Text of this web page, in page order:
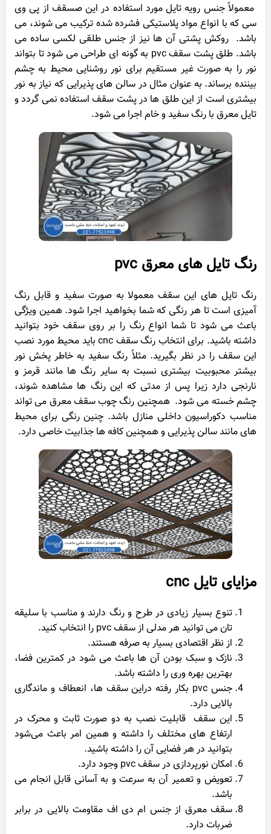
معمولاً جنس رویه تایل مورد استفاده در این صسقف از پی وی
سی که با انواع مواد پلاستیکی فشرده شده ترکیب می شوند، می
باشد. روکش پشتی آن ها نیز از جنس طلقی لکسی ساده می
باشد. طلق پشت سقف pvc به گونه ای طراحی می شود تا بتواند
نور را به صورت غیر مستقیم برای نور روشنایی محیط به چشم
بیننده برساند. به عنوان مثال در سالن‌ های پذیرایی که نیاز به نور
بیشتری است از این طلق ها در پشت سقف استفاده نمی گردد و
تایل معرق با رنگ سفید و خام اجرا می شود.
رنگ تایل های معرق pvc
رنگ تایل های این سقف معمولا به صورت سفید و قابل رنگ
آمیزی است تا هر رنگی که شما بخواهید اجرا شود. همین ویژگی
باعث می شود تا شما انواع رنگ را بر روی سقف خود بتوانید
داشته باشید. برای انتخاب رنگ سقف cnc باید محیط مورد نصب
این سقف را در نظر بگیرید. مثلاً رنگ سفید به خاطر پخش نور
بیشتر محبوبیت بیشتری نسبت به سایر رنگ ها مانند قرمز و
نارنجی دارد زیرا پس از مدتی که این رنگ ها مشاهده شوند،
چشم خسته می شود. همچنین رنگ چوب سقف معرق می تواند
مناسب دکوراسیون داخلی منازل باشد. چنین رنگی برای محیط
های مانند سالن پذیرایی و همچنین کافه ها جذابیت خاصی دارد.
مزایای تایل cnc
تنوع بسیار زیادی در طرح و رنگ دارند و مناسب با سلیقه
تان می توانید هر مدلی از سقف pvc را انتخاب کنید.
از نظر اقتصادی بسیار به صرفه هستند.
نازک و سبک بودن آن ها باعث می شود در کمترین فضا،
بهترین بهره وری را داشته باشد.
جنس pvc بکار رفته دراین سقف ها، انعطاف و ماندگاری
بالایی دارد.
این سقف قابلیت نصب به دو صورت ثابت و محرک در
ارتفاع های مختلف را داشته و همین امر باعث می‌شود
بتوانید در هر فضایی آن را داشته باشید.
امکان نورپردازی در سقف pvc وجود دارد.
تعویض و تعمیر آن به سرعت و به آسانی قابل انجام می
باشد.
سقف معرق از جنس ام دی اف مقاومت بالایی در برابر
ضربات دارد.